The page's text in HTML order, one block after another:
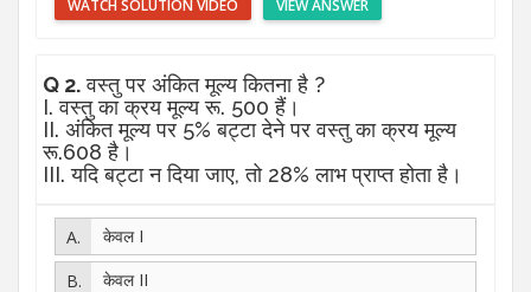
VIEW ANSWER
WATCH SOLUTION VIDEO
Q 2.वस्तु पर अंकित मूल्य कितना है ?
I. वस्तु का क्रय मूल्य रू. 500 हैं।
II. अंकित मूल्य पर 5% बट्टा देने पर वस्तु का क्रय मूल्य
रू.608 है।
III. यदि बट्टा न दिया जाए, तो 28% लाभ प्राप्त होता है।
केवल I
केवल II